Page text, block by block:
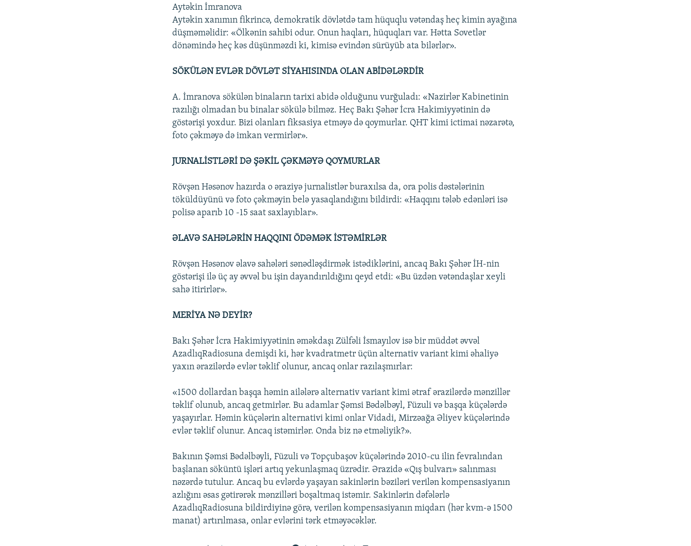
Aytəkin İmranova
Aytəkin xanımın fikrincə, demokratik dövlətdə tam hüquqlu vətəndaş heç kimin ayağına
düşməməlidir: «Ölkənin sahibi odur. Onun haqları, hüquqları var. Hətta Sovetlər
dönəmində heç kəs düşünməzdi ki, kimisə evindən sürüyüb ata bilərlər».
SÖKÜLƏN EVLƏR DÖVLƏT SİYAHISINDA OLAN ABİDƏLƏRDİR
A. İmranova sökülən binaların tarixi abidə olduğunu vurğuladı: «Nazirlər Kabinetinin
razılığı olmadan bu binalar sökülə bilməz. Heç Bakı Şəhər İcra Hakimiyyətinin də
göstərişi yoxdur. Bizi olanları fiksasiya etməyə də qoymurlar. QHT kimi ictimai nəzarətə,
foto çəkməyə də imkan vermirlər».
JURNALİSTLƏRİ DƏ ŞƏKİL ÇƏKMƏYƏ QOYMURLAR
Rövşən Həsənov hazırda o əraziyə jurnalistlər buraxılsa da, ora polis dəstələrinin
töküldüyünü və foto çəkməyin belə yasaqlandığını bildirdi: «Haqqını tələb edənləri isə
polisə aparıb 10 -15 saat saxlayıblar».
ƏLAVƏ SAHƏLƏRİN HAQQINI ÖDƏMƏK İSTƏMİRLƏR
Rövşən Həsənov əlavə sahələri sənədləşdirmək istədiklərini, ancaq Bakı Şəhər İH-nin
göstərişi ilə üç ay əvvəl bu işin dayandırıldığını qeyd etdi: «Bu üzdən vətəndaşlar xeyli
sahə itirirlər».
MERİYA NƏ DEYİR?
Bakı Şəhər İcra Hakimiyyətinin əməkdaşı Zülfəli İsmayılov isə bir müddət əvvəl
AzadlıqRadiosuna demişdi ki, hər kvadratmetr üçün alternativ variant kimi əhaliyə
yaxın ərazilərdə evlər təklif olunur, ancaq onlar razılaşmırlar:
«1500 dollardan başqa həmin ailələrə alternativ variant kimi ətraf ərazilərdə mənzillər
təklif olunub, ancaq getmirlər. Bu adamlar Şəmsi Bədəlbəyl, Füzuli və başqa küçələrdə
yaşayırlar. Həmin küçələrin alternativi kimi onlar Vidadi, Mirzəağa Əliyev küçələrində
evlər təklif olunur. Ancaq istəmirlər. Onda biz nə etməliyik?».
Bakının Şəmsi Bədəlbəyli, Füzuli və Topçubaşov küçələrində 2010-cu ilin fevralından
başlanan söküntü işləri artıq yekunlaşmaq üzrədir. Ərazidə «Qış bulvarı» salınması
nəzərdə tutulur. Ancaq bu evlərdə yaşayan sakinlərin bəziləri verilən kompensasiyanın
azlığını əsas gətirərək mənzilləri boşaltmaq istəmir. Sakinlərin dəfələrlə
AzadlıqRadiosuna bildirdiyinə görə, verilən kompensasiyanın miqdarı (hər kvm-ə 1500
manat) artırılmasa, onlar evlərini tərk etməyəcəklər.